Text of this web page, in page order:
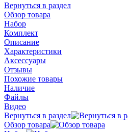
Вернуться в раздел
Обзор товара
Набор
Комплект
Описание
Характеристики
Аксессуары
Отзывы
Похожие товары
Наличие
Файлы
Видео
Вернуться в раздел
Обзор товара